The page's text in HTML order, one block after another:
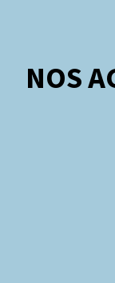
NOS